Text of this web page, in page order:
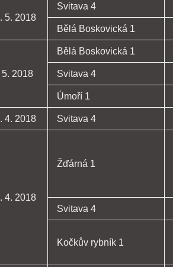
5. 2018
Svitava 4
Bělá Boskovická 1
5. 2018
Bělá Boskovická 1
Svitava 4
Úmoří 1
4. 2018 Svitava 4
4. 2018
Žďárná 1
Svitava 4
Kočkův rybník 1